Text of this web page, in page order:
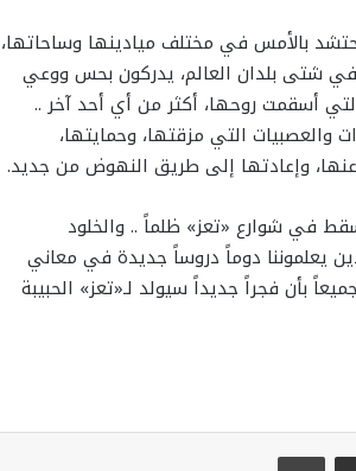
بالأمس في مختلف ميادينها وساحاتها،
في شتى بلدان العالم، يدركون بحس ووعي
أسقمت روحها، أكثر من أي أحد آخر ..
والعصبيات التي مزقتها، وحمايتها،
وإعادتها إلى طريق النهوض من جديد.
في شوارع «تعز» ظلماً .. والخلود
يعلموننا دوماً دروساً جديدة في معاني
بأن فجراً جديداً سيولد لـ«تعز» الحبيبة
مشاركة عبر البريد طباعة